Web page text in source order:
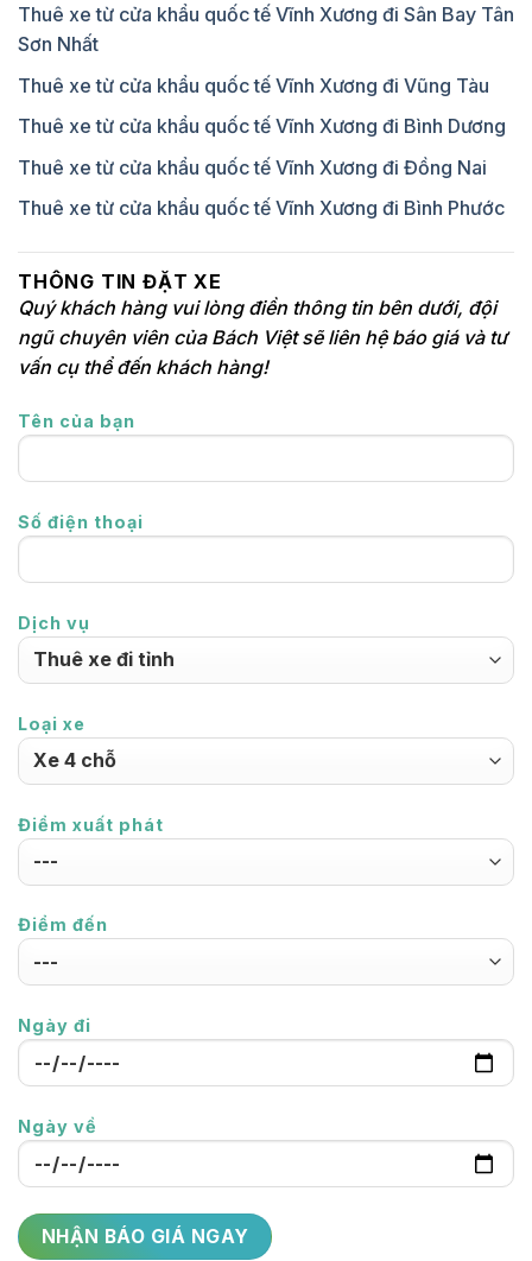
Thuê xe từ cửa khẩu quốc tế Vĩnh Xương đi Sân Bay Tân
Sơn Nhất
Thuê xe từ cửa khẩu quốc tế Vĩnh Xương đi Vũng Tàu
Thuê xe từ cửa khẩu quốc tế Vĩnh Xương đi Bình Dương
Thuê xe từ cửa khẩu quốc tế Vĩnh Xương đi Đồng Nai
Thuê xe từ cửa khẩu quốc tế Vĩnh Xương đi Bình Phước
THÔNG TIN ĐẶT XE
Quý khách hàng vui lòng điền thông tin bên dưới, đội
ngũ chuyên viên của Bách Việt sẽ liên hệ báo giá và tư
vấn cụ thể đến khách hàng!
Tên của bạn
Số điện thoại
Dịch vụ
Loại xe
Điểm xuất phát
Điểm đến
Ngày đi
Ngày về